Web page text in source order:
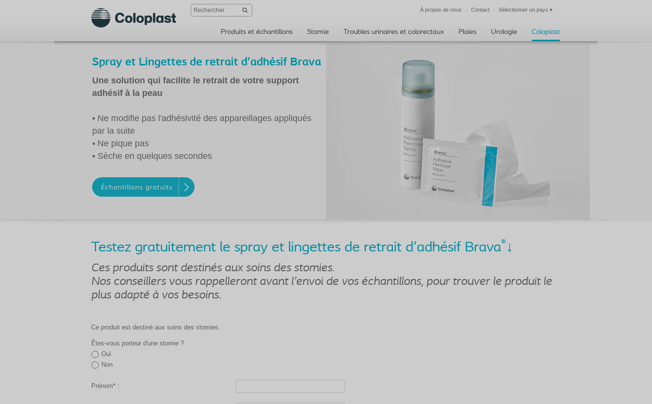
Fermer
À propos de nous Contact Sélectionner un pays ▾
Produits et échantillons Stomie Troubles urinaires et colorectaux Plaies Urologie Coloplast
Spray et Lingettes de retrait d'adhésif Brava
Une solution qui facilite le retrait de votre support
adhésif à la peau
• Ne modifie pas l'adhésivité des appareillages appliqués
par la suite
• Ne pique pas
• Sèche en quelques secondes
Échantillons gratuits
Testez gratuitement le spray et lingettes de retrait d'adhésif Brava® ↓
Ces produits sont destinés aux soins des stomies.
Nos conseillers vous rappelleront avant l'envoi de vos échantillons, pour trouver le produit le
plus adapté à vos besoins.
Ce produit est destiné aux soins des stomies.
Êtes-vous porteur d'une stomie ?
Oui
Non
Prénom* :